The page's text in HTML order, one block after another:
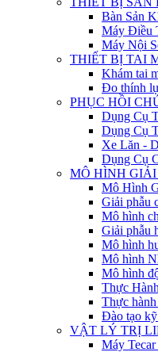
Bàn Sản
Máy Điều
Máy Nội
THIẾT BỊ TAI
Khám tai
Đo thính
PHỤC HỒI
Dụng Cụ
Dụng Cụ
Xe Lăn -
Dụng Cụ
MÔ HÌNH
Mô Hình
Giải phẫu
Mô hình
Giải phẫu
Mô hình
Mô hình
Mô hình
Thực
Thực
Đào tạo kỹ
VẬT LÝ TRỊ
Máy